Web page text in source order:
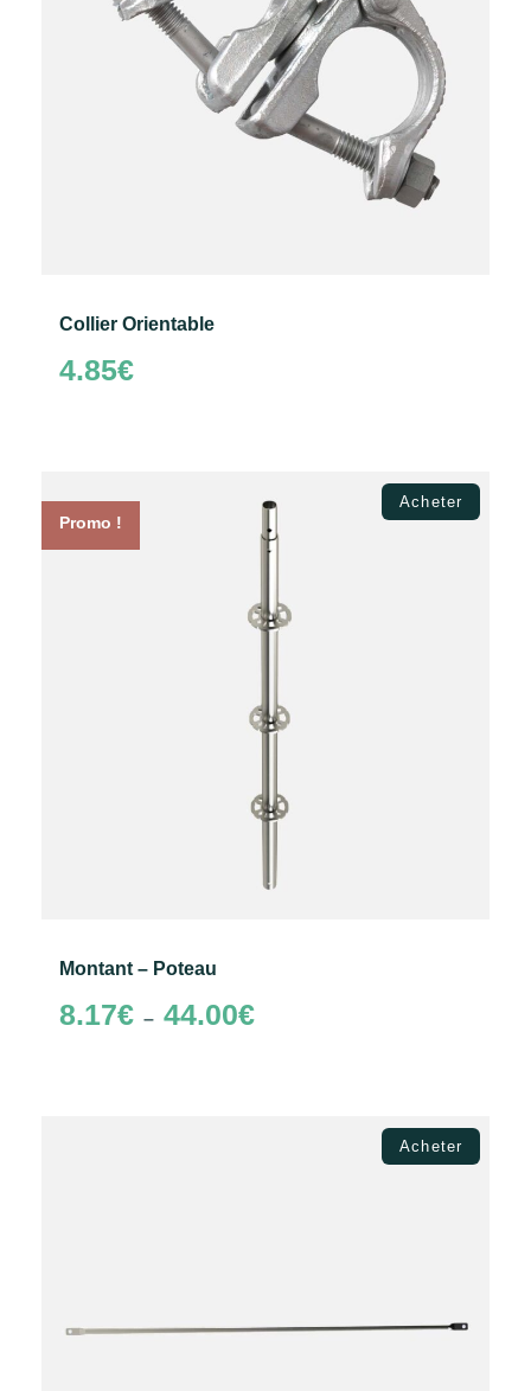
Collier Orientable
4.85€
Ajouter au panier
Acheter
Promo !
Montant – Poteau
8.17€ – 44.00€
Acheter